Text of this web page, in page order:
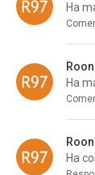
Ha
Ha
Ha